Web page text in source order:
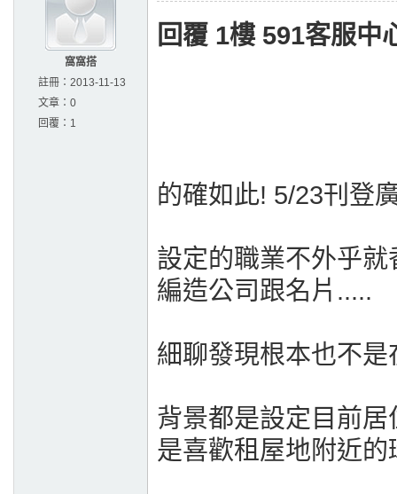
窩窩搭
註冊： 2013-11-13
文章： 0
回覆： 1
回覆 1樓 591客服中
的確如此! 5/23刊登
設定的職業不外乎
編造公司跟名片.....
細聊發現根本也不
背景都是設定目前
是喜歡租屋地附近的